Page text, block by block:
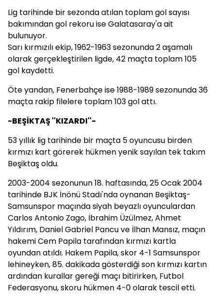
Lig tarihinde bir sezonda atılan toplam gol sayısı
bakımından gol rekoru ise Galatasaray'a ait
bulunuyor.
Sarı kırmızılı ekip, 1962-1963 sezonunda 2 aşamalı
olarak gerçekleştirilen ligde, 42 maçta toplam 105
gol kaydetti.
Öte yandan, Fenerbahçe ise 1988-1989 sezonunda 36
maçta rakip filelere toplam 103 gol attı.
-BEŞİKTAŞ ''KIZARDI''-
53 yıllık lig tarihinde bir maçta 5 oyuncusu birden
kırmızı kart görerek hükmen yenik sayılan tek takım
Beşiktaş oldu.
2003-2004 sezonunun 18. haftasında, 25 Ocak 2004
tarihinde BJK İnönü Stadı'nda oynanan Beşiktaş-
Samsunspor maçında siyah beyazlı oyunculardan
Carlos Antonio Zago, İbrahim Üzülmez, Ahmet
Yıldırım, Daniel Gabriel Pancu ve İlhan Mansız, maçın
hakemi Cem Papila tarafından kırmızı kartla
oyundan atıldı. Hakem Papila, skor 4-1 Samsunspor
lehineyken, 85. dakikada gösterdiği son kırmızı kartın
ardından kurallar gereği maçı bitirirken, Futbol
Federasyonu, skoru hükmen 4-0 olarak tescil etti.